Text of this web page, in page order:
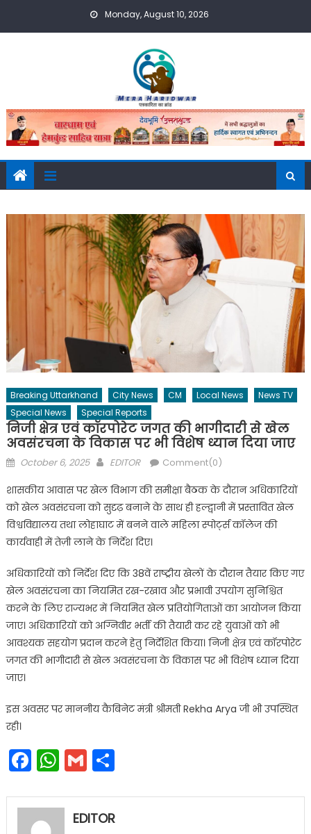
Monday, August 10, 2026
Breaking Uttarkhand City News CM Local News
News TV
Special News
Special Reports
निजी क्षेत्र एवं कॉरपोरेट जगत की भागीदारी से खेल
अवसंरचना के विकास पर भी विशेष ध्यान दिया जाए
Posted
October 6, 2025 Author
EDITOR Comment(0)
शासकीय आवास पर खेल विभाग की समीक्षा बैठक के दौरान अधिकारियों
को खेल अवसंरचना को सुदृढ़ बनाने के साथ ही हल्द्वानी में प्रस्तावित खेल
विश्वविद्यालय तथा लोहाघाट में बनने वाले महिला स्पोर्ट्स कॉलेज की
कार्यवाही में तेज़ी लाने के निर्देश दिए।
अधिकारियों को निर्देश दिए कि 38वें राष्ट्रीय खेलों के दौरान तैयार किए गए
खेल अवसंरचना का नियमित रख-रखाव और प्रभावी उपयोग सुनिश्चित
करने के लिए राज्यभर में नियमित खेल प्रतियोगिताओं का आयोजन किया
जाए। अधिकारियों को अग्निवीर भर्ती की तैयारी कर रहे युवाओं को भी
आवश्यक सहयोग प्रदान करने हेतु निर्देशित किया। निजी क्षेत्र एवं कॉरपोरेट
जगत की भागीदारी से खेल अवसंरचना के विकास पर भी विशेष ध्यान दिया
जाए।
इस अवसर पर माननीय कैबिनेट मंत्री श्रीमती Rekha Arya जी भी उपस्थित
रही।
Facebook
WhatsApp
GmailShare
EDITOR